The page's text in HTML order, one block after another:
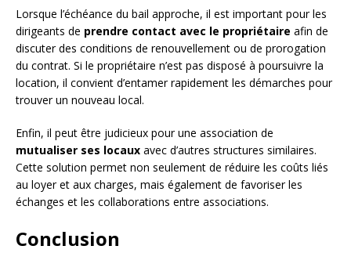
Lorsque l’échéance du bail approche, il est important pour les
dirigeants de prendre contact avec le propriétaire afin de
discuter des conditions de renouvellement ou de prorogation
du contrat. Si le propriétaire n’est pas disposé à poursuivre la
location, il convient d’entamer rapidement les démarches pour
trouver un nouveau local.
Enfin, il peut être judicieux pour une association de
mutualiser ses locaux avec d’autres structures similaires.
Cette solution permet non seulement de réduire les coûts liés
au loyer et aux charges, mais également de favoriser les
échanges et les collaborations entre associations.
Conclusion